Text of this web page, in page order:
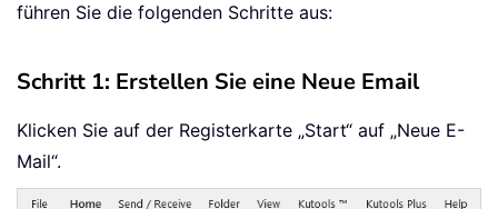
führen Sie die folgenden Schritte aus:
Schritt 1: Erstellen Sie eine Neue Email
Klicken Sie auf der Registerkarte „Start“ auf „Neue E-
Mail“.